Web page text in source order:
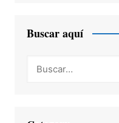
Buscar aquí